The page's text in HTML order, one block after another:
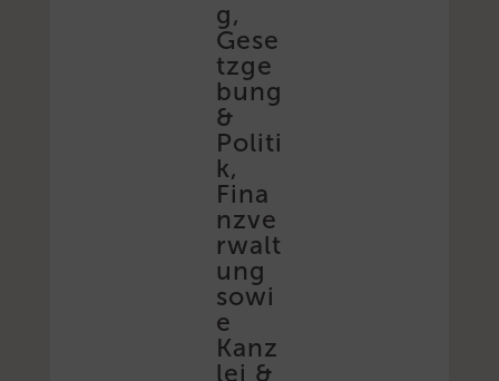
g,
Gese
tzge
bung
&
Politi
k,
Fina
nzve
rwalt
ung
sowi
e
Kanz
lei &